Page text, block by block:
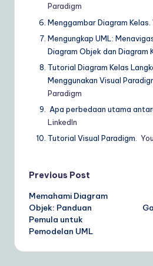
Paradigm
Menggambar Diagram Kelas.
Mengungkap UML:
Diagram Objek dan Diagram
Tutorial Diagram Kelas
Menggunakan Visual
Paradigm
Apa perbedaan utama
LinkedIn
Tutorial Visual Paradigm.
Post
navigation
Previous Post
Memahami Diagram
Objek: Panduan
Pemula untuk
Pemodelan UML